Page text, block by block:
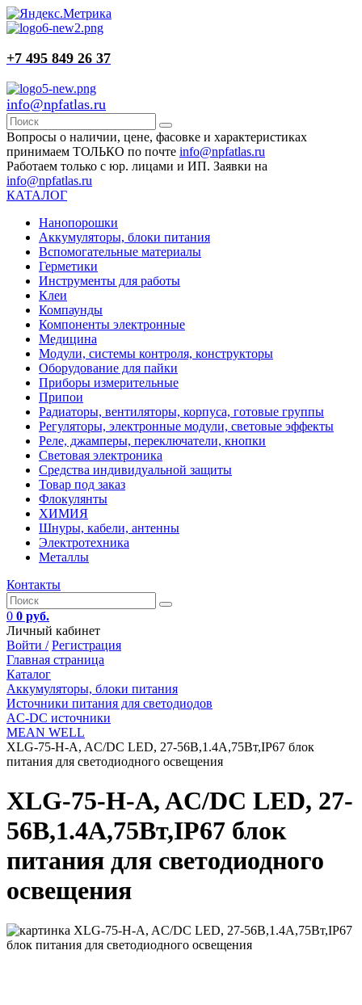
+7 495 849 26 37
info@npfatlas.ru
Вопросы о наличии, цене, фасовке и характеристиках
принимаем ТОЛЬКО по почте info@npfatlas.ru
Работаем только с юр. лицами и ИП. Заявки на
info@npfatlas.ru
КАТАЛОГ
Нанопорошки
Аккумуляторы, блоки питания
Вспомогательные материалы
Герметики
Инструменты для работы
Клеи
Компаунды
Компоненты электронные
Медицина
Модули, системы контроля, конструкторы
Оборудование для пайки
Приборы измерительные
Припои
Радиаторы, вентиляторы, корпуса, готовые группы
Регуляторы, электронные модули, световые эффекты
Реле, джамперы, переключатели, кнопки
Световая электроника
Средства индивидуальной защиты
Товар под заказ
Флокулянты
ХИМИЯ
Шнуры, кабели, антенны
Электротехника
Металлы
Контакты
0 0 руб.
Личный кабинет
Войти / Регистрация
Главная страница
Каталог
Аккумуляторы, блоки питания
Источники питания для светодиодов
AC-DC источники
MEAN WELL
XLG-75-H-A, AC/DC LED, 27-56В,1.4А,75Вт,IP67 блок
питания для светодиодного освещения
XLG-75-H-A, AC/DC LED, 27-
56В,1.4А,75Вт,IP67 блок
питания для светодиодного
освещения